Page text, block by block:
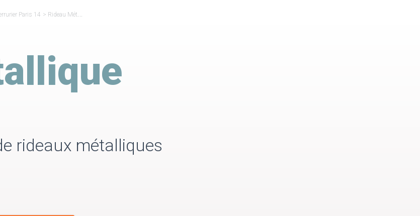
Paris 14 > Rideau Métallique Paris 14
rideaux métalliques